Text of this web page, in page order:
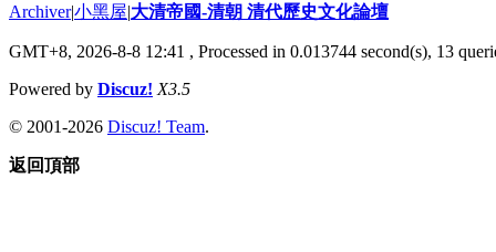
Archiver|小黑屋|大清帝國-清朝 清代歷史文化論壇
GMT+8, 2026-8-8 12:41 , Processed in 0.013744 second(s), 13
Powered by Discuz! X3.5
© 2001-2026 Discuz! Team.
返回頂部